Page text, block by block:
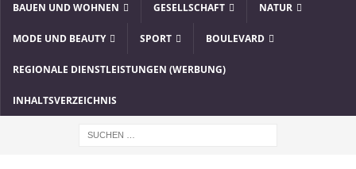
BAUEN UND WOHNEN GESELLSCHAFT NATUR
MODE UND BEAUTY SPORT BOULEVARD
REGIONALE DIENSTLEISTUNGEN (WERBUNG)
INHALTSVERZEICHNIS